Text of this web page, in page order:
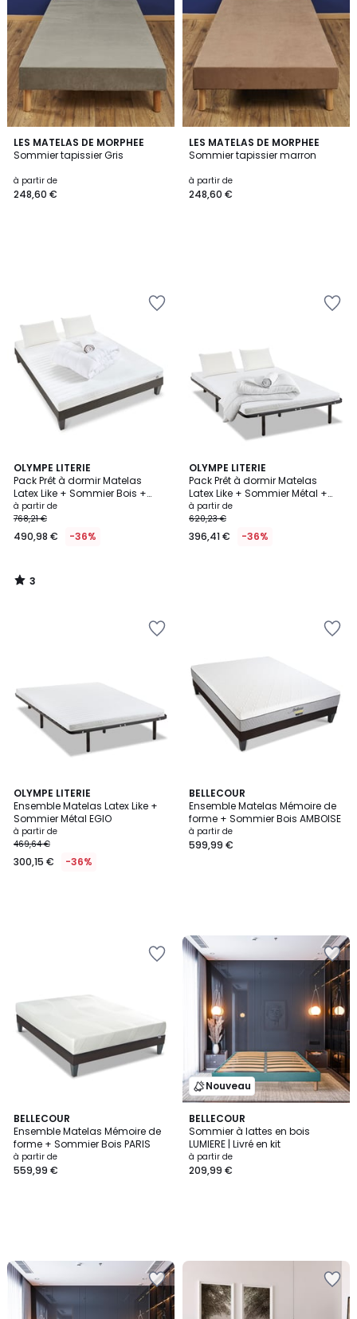
LES MATELAS DE MORPHEE
Sommier tapissier Gris
à partir de
248,60 €
LES MATELAS DE MORPHEE
Sommier tapissier marron
à partir de
248,60 €
OLYMPE LITERIE
Pack Prêt à dormir Matelas
Latex Like + Sommier Bois +
Accessoires EGIO
à partir de
768,21 €
490,98 € -36%
3
/
5
3
/
OLYMPE LITERIE
Pack Prêt à dormir Matelas
Latex Like + Sommier Métal +
Accessoires EGIO
à partir de
620,23 €
396,41 € -36%
OLYMPE LITERIE
Ensemble Matelas Latex Like +
Sommier Métal EGIO
à partir de
469,64 €
300,15 € -36%
BELLECOUR
Ensemble Matelas Mémoire de
forme + Sommier Bois AMBOISE
à partir de
599,99 €
BELLECOUR
Ensemble Matelas Mémoire de
forme + Sommier Bois PARIS
à partir de
559,99 €
Nouveau
BELLECOUR
Sommier à lattes en bois
LUMIERE | Livré en kit
à partir de
209,99 €